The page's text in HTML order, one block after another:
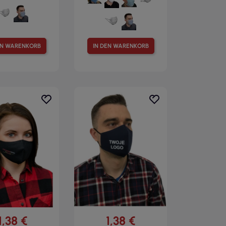
WARENKORB IN DEN WARENKORB
€ 1,38 €